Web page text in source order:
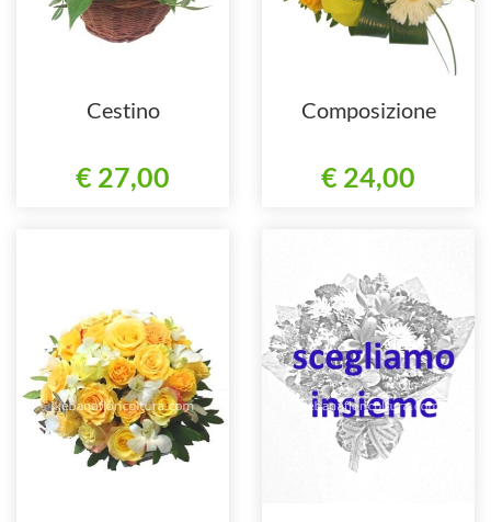
Cestino
€ 27,00
Composizione
€ 24,00